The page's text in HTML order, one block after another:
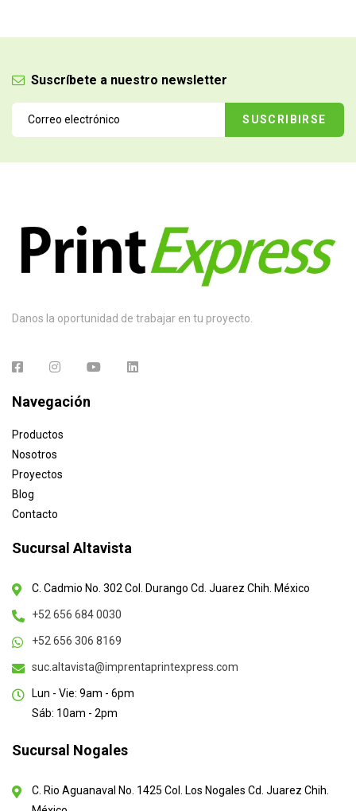
Suscríbete a nuestro newsletter
Danos la oportunidad de trabajar en tu proyecto.
Navegación
Productos
Nosotros
Proyectos
Blog
Contacto
Sucursal Altavista
C. Cadmio No. 302 Col. Durango Cd. Juarez Chih. México
+52 656 684 0030
+52 656 306 8169
suc.altavista@imprentaprintexpress.com
Lun - Vie: 9am - 6pm
Sáb: 10am - 2pm
Sucursal Nogales
C. Rio Aguanaval No. 1425 Col. Los Nogales Cd. Juarez Chih.